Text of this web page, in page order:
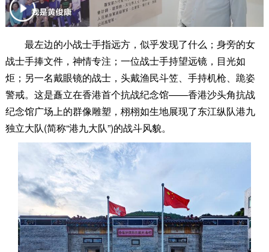
最左边的小战士手指远方，似乎发现了什么；身旁的女
战士手捧文件，神情专注；一位战士手持望远镜，目光如
炬；另一名戴眼镜的战士，头戴渔民斗笠、手持机枪、跪姿
警戒。这是矗立在香港首个抗战纪念馆——香港沙头角抗战
纪念馆广场上的群像雕塑，栩栩如生地展现了东江纵队港九
独立大队(简称“港九大队”)的战斗风貌。